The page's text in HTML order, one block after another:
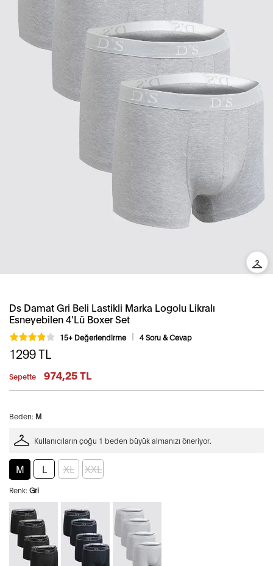
Ds Damat Gri Beli Lastikli Marka Logolu Likralı
Esneyebilen 4'Lü Boxer Set
15+ Değerlendirme 4 Soru & Cevap
1299TL
Sepette 974,25 TL
Beden: M
Kullanıcıların çoğu 1 beden büyük almanızı öneriyor.
M L XL XXL
Renk: Gri